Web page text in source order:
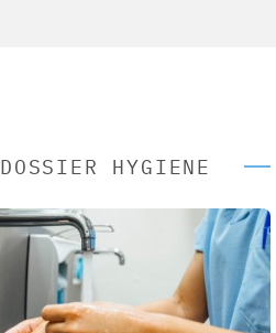
DOSSIER HYGIENE